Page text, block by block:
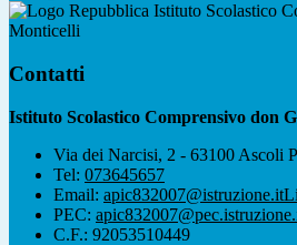
Istituto Scolastico
Monticelli
Contatti
Istituto Scolastico Comprensivo don
Via dei Narcisi, 2 - 63100 Ascoli
Tel: 073645657
Email: apic832007@istruzione.it
PEC:
C.F.: 92053510449